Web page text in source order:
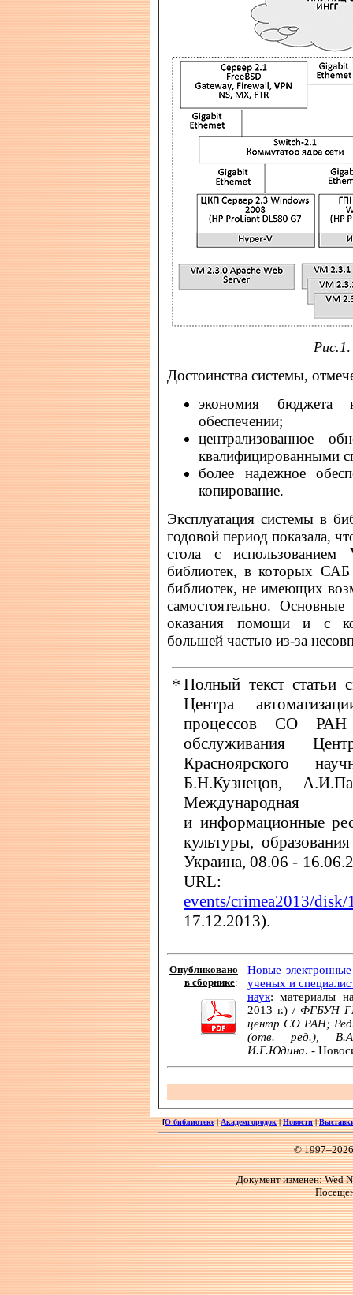
Рис.1
Достоинства системы,
экономия бюджета
обеспечении;
централизованное
квалифицированными
более надежное
копирование.
Эксплуатация системы в
годовой период показала,
стола с
библиотек, в которых
библиотек, не имеющих
самостоятельно.
оказания помощи и с
большей частью из-за
* Полный текст статьи
Центра
процессов СО РАН
обслуживания
Красноярского
Б.Н.Кузнецов,
Международная
и информационные
культуры,
Украина, 08.06 -
events/crimea2013/
17.12.2013).
Опубликовано
в сборнике:
Новые
ученых и
наук: материалы
2013 г.) / ФГБУН
центр СО РАН;
(отв. ред.),
И.Г.Юдина. -
[О библиотеке|Академгородок|Новости|
©
Документ изменен: Wed